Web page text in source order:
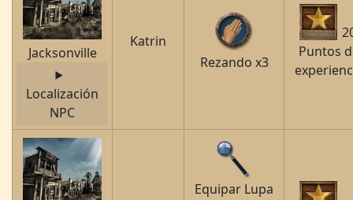
Jacksonville
Localización
NPC
Katrin
Rezando x3
Puntos
Equipar Lupa